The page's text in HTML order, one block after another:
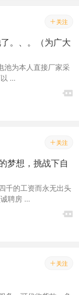
 关注
。、。（为广大
池为本人直接厂家采
...

 关注
梦想，挑战下自
千的工资而永无出头
聘房 ...

 关注